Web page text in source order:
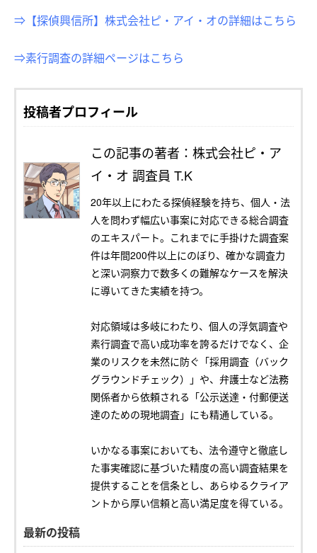
⇒【探偵興信所】株式会社ピ・アイ・オの詳細はこちら
⇒素行調査の詳細ページはこちら
投稿者プロフィール
この記事の著者：株式会社ピ・ア
イ・オ 調査員 T.K
20年以上にわたる探偵経験を持ち、個人・法
人を問わず幅広い事案に対応できる総合調査
のエキスパート。これまでに手掛けた調査案
件は年間200件以上にのぼり、確かな調査力
と深い洞察力で数多くの難解なケースを解決
に導いてきた実績を持つ。
対応領域は多岐にわたり、個人の浮気調査や
素行調査で高い成功率を誇るだけでなく、企
業のリスクを未然に防ぐ「採用調査（バック
グラウンドチェック）」や、弁護士など法務
関係者から依頼される「公示送達・付郵便送
達のための現地調査」にも精通している。
いかなる事案においても、法令遵守と徹底し
た事実確認に基づいた精度の高い調査結果を
提供することを信条とし、あらゆるクライア
ントから厚い信頼と高い満足度を得ている。
最新の投稿